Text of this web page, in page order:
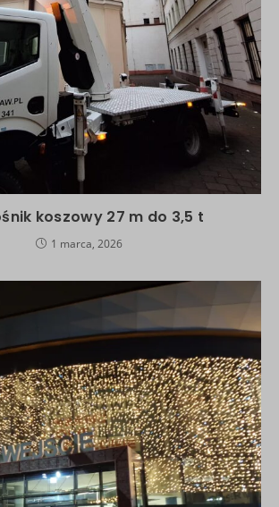
koszowy 27 m do 3,5 t
1 marca, 2026